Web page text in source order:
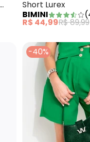
Short Lurex
BIMINI
(
R$ 44,99R$ 89,99
-40%